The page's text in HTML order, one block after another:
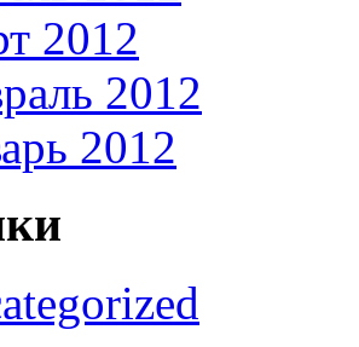
2012
2012
2012